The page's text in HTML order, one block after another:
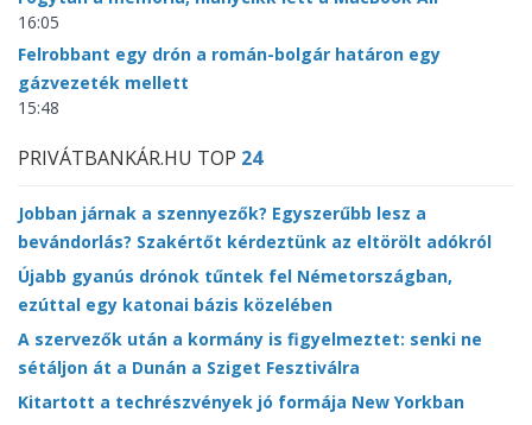
16:05
Felrobbant egy drón a román-bolgár határon egy
gázvezeték mellett
15:48
PRIVÁTBANKÁR.HU TOP 24
Jobban járnak a szennyezők? Egyszerűbb lesz a
bevándorlás? Szakértőt kérdeztünk az eltörölt adókról
Újabb gyanús drónok tűntek fel Németországban,
ezúttal egy katonai bázis közelében
A szervezők után a kormány is figyelmeztet: senki ne
sétáljon át a Dunán a Sziget Fesztiválra
Kitartott a techrészvények jó formája New Yorkban